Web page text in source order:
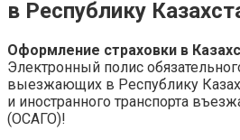
в Республику
Оформление страховки в
Электронный полис
выезжающих в Республику
и иностранного транспорта
(ОСАГО)!